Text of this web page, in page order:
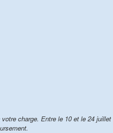
charge. Entre le 10 et le 24